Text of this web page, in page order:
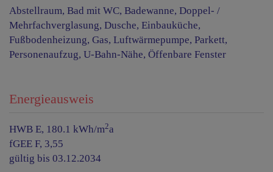
Abstellraum Bad mit WC Badewanne Doppel- /
Mehrfachverglasung Dusche Einbauküche
Fußbodenheizung Gas Luftwärmepumpe Parkett
Personenaufzug U-Bahn-Nähe Öffenbare Fenster
Energieausweis
HWB E, 180.1 kWh/m2a
fGEE F, 3,55
gültig bis 03.12.2034